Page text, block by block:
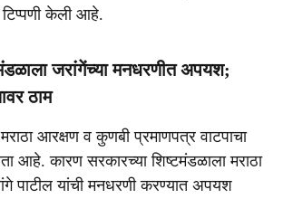
टिप्पणी केली आहे.
जरांगेंच्या मनधरणीत अपयश;
ठाम
मराठा आरक्षण व कुणबी प्रमाणपत्र वाटपाचा
आहे. कारण सरकारच्या शिष्टमंडळाला मराठा
पाटील यांची मनधरणी करण्यात अपयश